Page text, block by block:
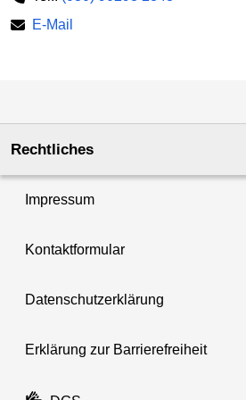
E-Mail
Rechtliches
Impressum
Kontaktformular
Datenschutzerklärung
Erklärung zur Barrierefreiheit